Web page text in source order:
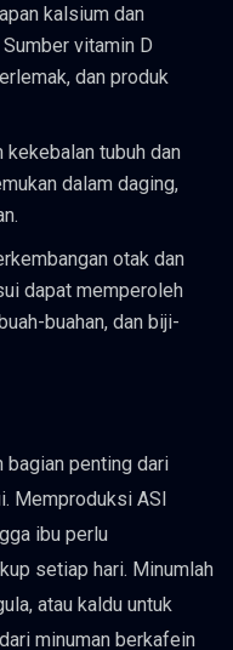
kalsium dan
vitamin D
dan produk
tubuh dan
dalam daging,
otak dan
dapat memperoleh
buahan, dan biji-
bagian penting dari
Memproduksi ASI
ibu perlu
setiap hari. Minumlah
atau kaldu untuk
minuman berkafein